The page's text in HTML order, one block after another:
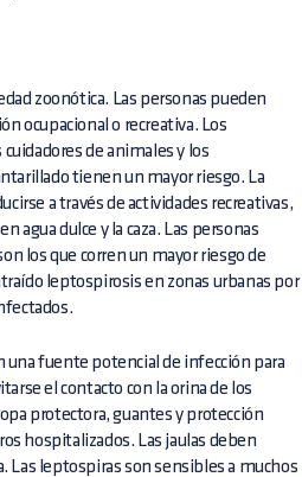
zoonótica. Las personas pueden
ocupacional o recreativa. Los
de animales y los
tienen un mayor riesgo. La
a través de actividades recreativas,
agua dulce y la caza. Las personas
los que corren un mayor riesgo de
leptospirosis en zonas urbanas por
una fuente potencial de infección para
el contacto con la orina de los
protectora, guantes y protección
hospitalizados. Las jaulas deben
Las leptospiras son sensibles a muchos